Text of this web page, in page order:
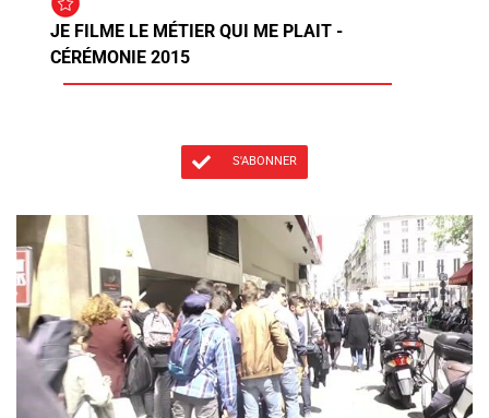
JE FILME LE MÉTIER QUI ME PLAIT -
CÉRÉMONIE 2015
S'ABONNER